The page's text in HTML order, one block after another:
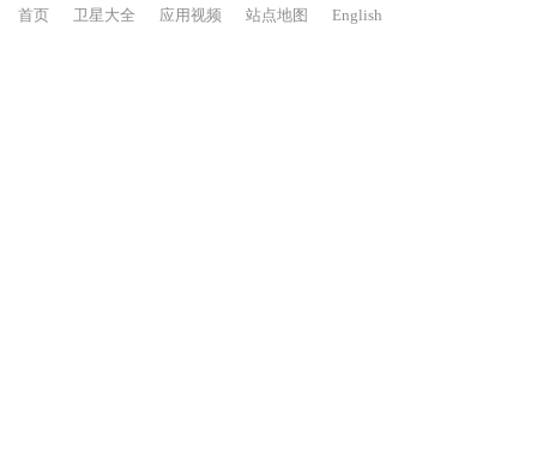
首页 卫星大全 应用视频 站点地图 English